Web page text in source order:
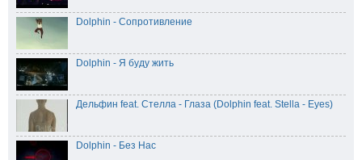
Dolphin - Сопротивление
Dolphin - Я буду жить
Дельфин feat. Стелла - Глаза (Dolphin feat. Stella - Eyes)
Dolphin - Без Нас